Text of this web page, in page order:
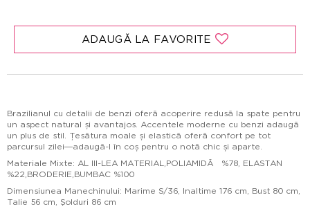
ADAUGĂ LA FAVORITE
Brazilianul cu detalii de benzi oferă acoperire redusă la spate pentru
un aspect natural și avantajos. Accentele moderne cu benzi adaugă
un plus de stil. Țesătura moale și elastică oferă confort pe tot
parcursul zilei—adaugă-l în coș pentru o notă chic și aparte.
Materiale Mixte: AL III-LEA MATERIAL,POLIAMIDĂ %78, ELASTAN
%22,BRODERIE,BUMBAC %100
Dimensiunea Manechinului: Marime S/36, Inaltime 176 cm, Bust 80 cm,
Talie 56 cm, Şolduri 86 cm